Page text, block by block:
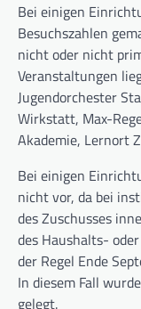
Bei einigen
Besuchszahlen
nicht oder nicht
Veranstaltungen
Jugendorchester
Wirkstatt, Max-
Akademie, Lernort
Bei einigen
nicht vor, da bei
des Zuschusses
des Haushalts-
der Regel Ende
In diesem Fall
gelegt.